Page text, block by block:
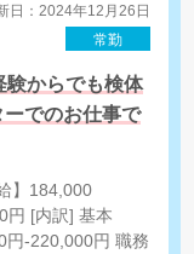
日：2024年12月26日
常勤
験からでも検体
でのお仕事で
円 [内訳] 基本
円-220,000円 職務